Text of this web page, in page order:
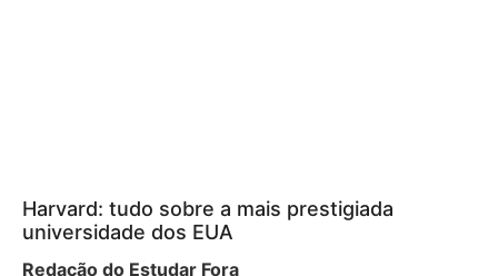
Harvard: tudo sobre a mais prestigiada
universidade dos EUA
Redação do Estudar Fora